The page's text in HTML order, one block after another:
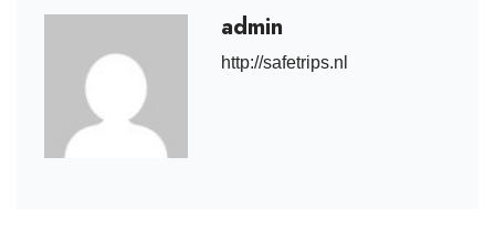
admin
http://safetrips.nl